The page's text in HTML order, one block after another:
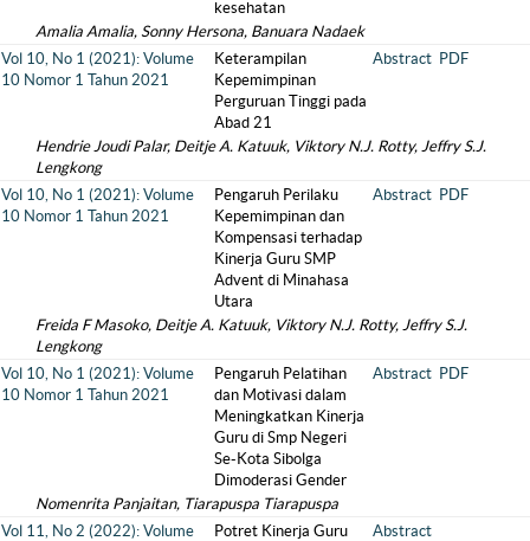
kesehatan
Amalia Amalia, Sonny Hersona, Banuara Nadaek
Vol 10, No 1 (2021): Volume
10 Nomor 1 Tahun 2021
Keterampilan
Kepemimpinan
Perguruan Tinggi pada
Abad 21
Abstract PDF
Hendrie Joudi Palar, Deitje A. Katuuk, Viktory N.J. Rotty, Jeffry S.J.
Lengkong
Vol 10, No 1 (2021): Volume
10 Nomor 1 Tahun 2021
Pengaruh Perilaku
Kepemimpinan dan
Kompensasi terhadap
Kinerja Guru SMP
Advent di Minahasa
Utara
Abstract PDF
Freida F Masoko, Deitje A. Katuuk, Viktory N.J. Rotty, Jeffry S.J.
Lengkong
Vol 10, No 1 (2021): Volume
10 Nomor 1 Tahun 2021
Pengaruh Pelatihan
dan Motivasi dalam
Meningkatkan Kinerja
Guru di Smp Negeri
Se-Kota Sibolga
Dimoderasi Gender
Abstract PDF
Nomenrita Panjaitan, Tiarapuspa Tiarapuspa
Vol 11, No 2 (2022): Volume
Potret Kinerja Guru
Abstract